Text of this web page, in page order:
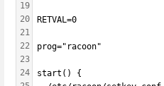
19
20
21
22
23
24
RETVAL=0
prog="racoon"
start() {